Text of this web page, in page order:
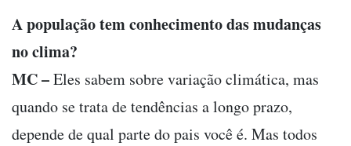
A população tem conhecimento das mudanças
no clima?
MC –Eles sabem sobre variação climática, mas
quando se trata de tendências a longo prazo,
depende de qual parte do pais você é. Mas todos